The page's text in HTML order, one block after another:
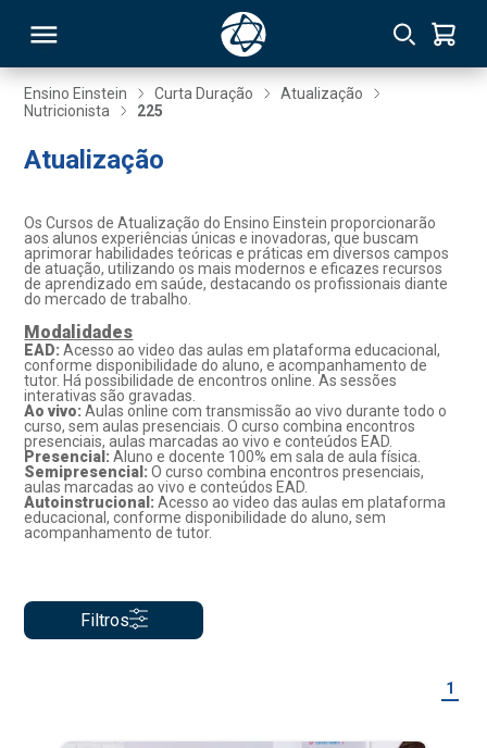
Ensino Einstein Curta Duração
Atualização
Nutricionista
225
Atualização
Os Cursos de Atualização do Ensino Einstein proporcionarão
aos alunos experiências únicas e inovadoras, que buscam
aprimorar habilidades teóricas e práticas em diversos campos
de atuação, utilizando os mais modernos e eficazes recursos
de aprendizado em saúde, destacando os profissionais diante
do mercado de trabalho.
Modalidades
EAD:Acesso ao video das aulas em plataforma educacional,
conforme disponibilidade do aluno, e acompanhamento de
tutor. Há possibilidade de encontros online. As sessões
interativas são gravadas.
Ao vivo: Aulas online com transmissão ao vivo durante todo o
curso, sem aulas presenciais. O curso combina encontros
presenciais, aulas marcadas ao vivo e conteúdos EAD.
Presencial:Aluno e docente 100% em sala de aula física.
Semipresencial:O curso combina encontros presenciais,
aulas marcadas ao vivo e conteúdos EAD.
Autoinstrucional:Acesso ao video das aulas em plataforma
educacional, conforme disponibilidade do aluno, sem
acompanhamento de tutor.
Filtros
1